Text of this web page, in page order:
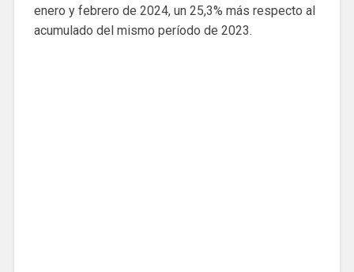
enero y febrero de 2024, un 25,3% más respecto al
acumulado del mismo período de 2023.